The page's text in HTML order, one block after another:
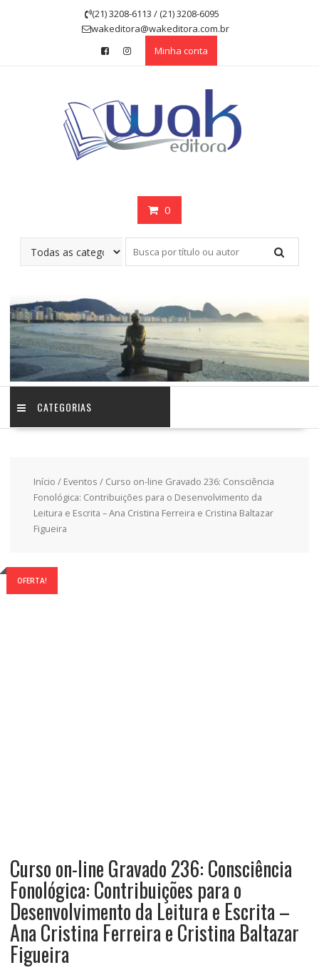
(21) 3208-6113 / (21) 3208-6095
wakeditora@wakeditora.com.br
Minha conta
0
CATEGORIAS
Início / Eventos / Curso on-line Gravado 236: Consciência
Fonológica: Contribuições para o Desenvolvimento da
Leitura e Escrita – Ana Cristina Ferreira e Cristina Baltazar
Figueira
OFERTA!
Curso on-line Gravado 236: Consciência
Fonológica: Contribuições para o
Desenvolvimento da Leitura e Escrita –
Ana Cristina Ferreira e Cristina Baltazar
Figueira